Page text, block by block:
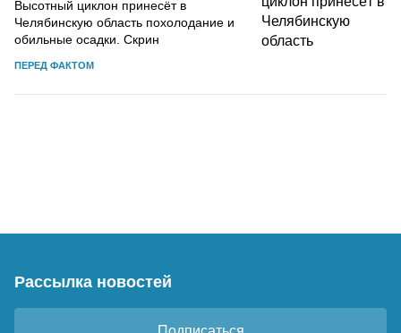
Высотный циклон принесёт в
Челябинскую область похолодание и
обильные осадки. Скрин
ПЕРЕД ФАКТОМ
Рассылка новостей